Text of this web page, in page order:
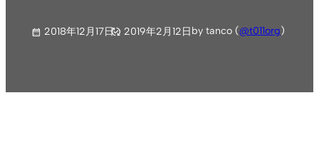
2018年12月17日 2019年2月12日by tanco (@t011org)